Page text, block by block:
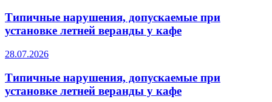
Типичные нарушения, допускаемые при
установке летней веранды у кафе
28.07.2026
Типичные нарушения, допускаемые при
установке летней веранды у кафе